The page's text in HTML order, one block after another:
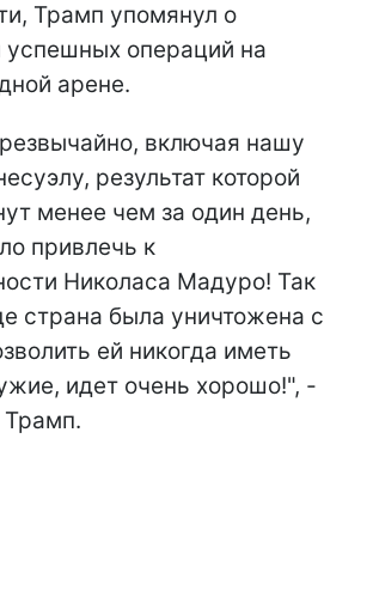
Трамп упомянул о
успешных операций на
арене.
включая нашу
результат которой
менее чем за один день,
привлечь к
Николаса Мадуро! Так
страна была уничтожена с
ей никогда иметь
идет очень хорошо!", -
Трамп.